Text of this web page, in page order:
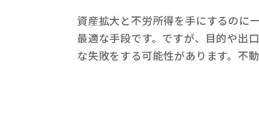
資産拡大と不労所得を手にするのに
最適な手段です。ですが、目的や出
な失敗をする可能性があります。不